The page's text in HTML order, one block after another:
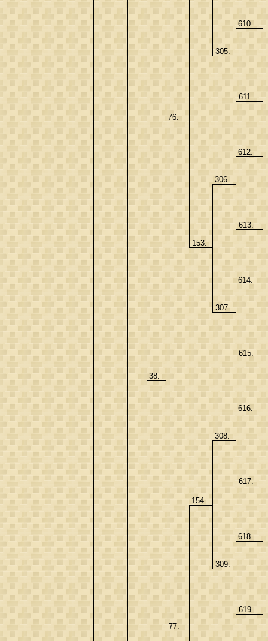
38.
76.
305.
610.
611.
153.
306.
612.
613.
307.
614.
615.
77.
154.
308.
616.
617.
309.
618.
619.